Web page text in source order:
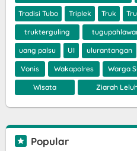
Tradisi Tubo Triplek Truk
trukterguling
uang palsu UI ulurantangan
Vonis Wakapolres Warga
Wisata Ziarah
Popular